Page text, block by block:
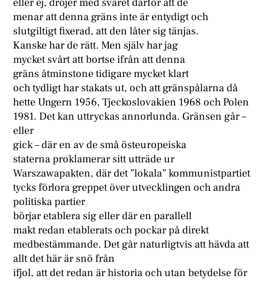
eller ej, dröjer med svaret därför att de
menar att denna gräns inte är entydigt och
slutgiltigt fixerad, att den låter sig tänjas.
Kanske har de rätt. Men själv har jag
mycket svårt att bortse ifrån att denna
gräns åtminstone tidigare mycket klart
och tydligt har stakats ut, och att gränspålarna då
hette Ungern 1956, Tjeckoslovakien 1968 och Polen
1981. Det kan uttryckas annorlunda. Gränsen går –
eller
gick – där en av de små östeuropeiska
staterna proklamerar sitt utträde ur
Warszawapakten, där det ”lokala” kommunistpartiet
tycks förlora greppet över utvecklingen och andra
politiska partier
börjar etablera sig eller där en parallell
makt redan etablerats och pockar på direkt
medbestämmande. Det går naturligtvis att hävda att
allt det här är snö från
ifjol, att det redan är historia och utan betydelse för